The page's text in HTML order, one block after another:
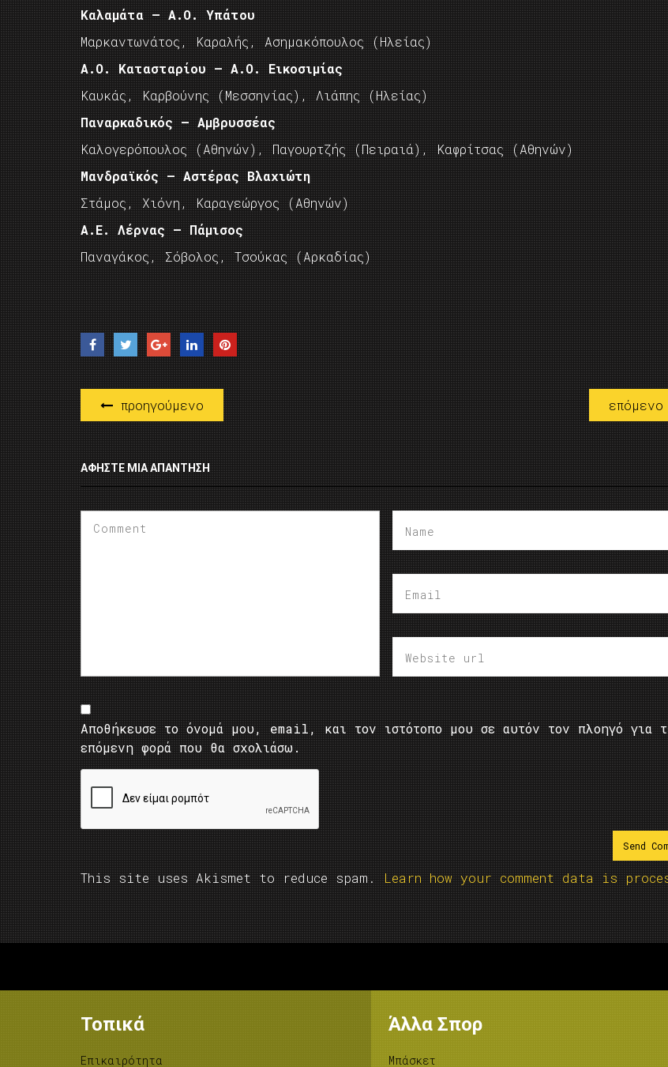
Καλαμάτα – Α.Ο. Υπάτου
Μαρκαντωνάτος, Καραλής, Ασημακόπουλος (Ηλείας)
Α.Ο. Κατασταρίου – Α.Ο. Εικοσιμίας
Καυκάς, Καρβούνης (Μεσσηνίας), Λιάπης (Ηλείας)
Παναρκαδικός – Αμβρυσσέας
Καλογερόπουλος (Αθηνών), Παγουρτζής (Πειραιά), Καφρίτσας (Αθηνών)
Μανδραϊκός – Αστέρας Βλαχιώτη
Στάμος, Χιόνη, Καραγεώργος (Αθηνών)
Α.Ε. Λέρνας – Πάμισος
Παναγάκος, Σόβολος, Τσούκας (Αρκαδίας)
προηγούμενο επόμενο
ΑΦΉΣΤΕ ΜΙΑ ΑΠΆΝΤΗΣΗ
Αποθήκευσε το όνομά μου, email, και τον ιστότοπο μου σε αυτόν τον πλοηγό για
επόμενη φορά που θα σχολιάσω.
This site uses Akismet to reduce spam. Learn how your comment data is
Τοπικά
Επικαιρότητα
Άλλα Σπορ
Μπάσκετ